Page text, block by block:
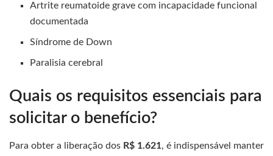
Artrite reumatoide grave com incapacidade funcional
documentada
Síndrome de Down
Paralisia cerebral
Quais os requisitos essenciais para
solicitar o benefício?
Para obter a liberação dos R$ 1.621, é indispensável manter